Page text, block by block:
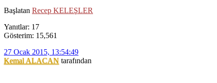
Başlatan Recep KELEŞLER
Yanıtlar: 17
Gösterim: 15,561
27 Ocak 2015, 13:54:49
Kemal ALACAN tarafından